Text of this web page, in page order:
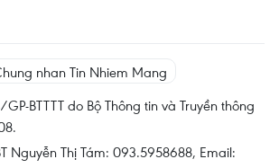
BTTTT do Bộ Thông tin và Truyền thông
Nguyễn Thị Tám: 093.5958688, Email: